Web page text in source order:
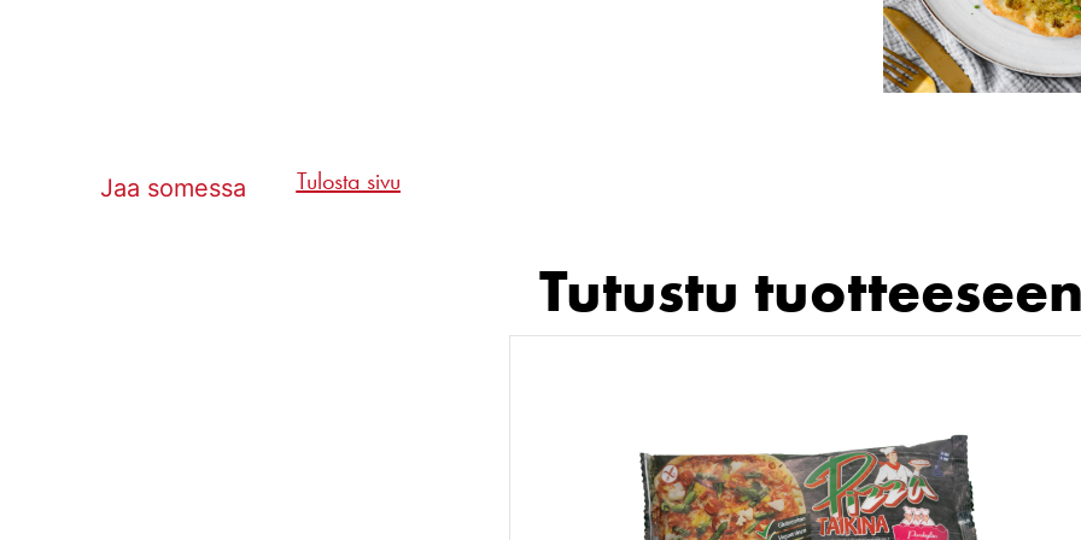
Jaa somessa Tulosta sivu
Tutustu